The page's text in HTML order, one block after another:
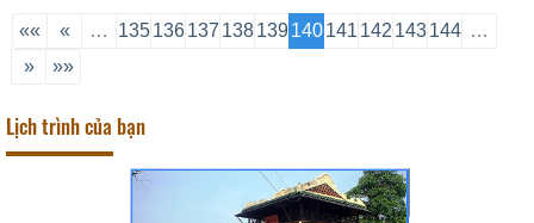
quả cuộc thi sáng tác ca khúc “Vĩnh
Long- Tình đất, tình người”, với một giải
«« « … 135 136 137 138 139 140 141 142 143 144 …
»
»»
Lịch trình của bạn